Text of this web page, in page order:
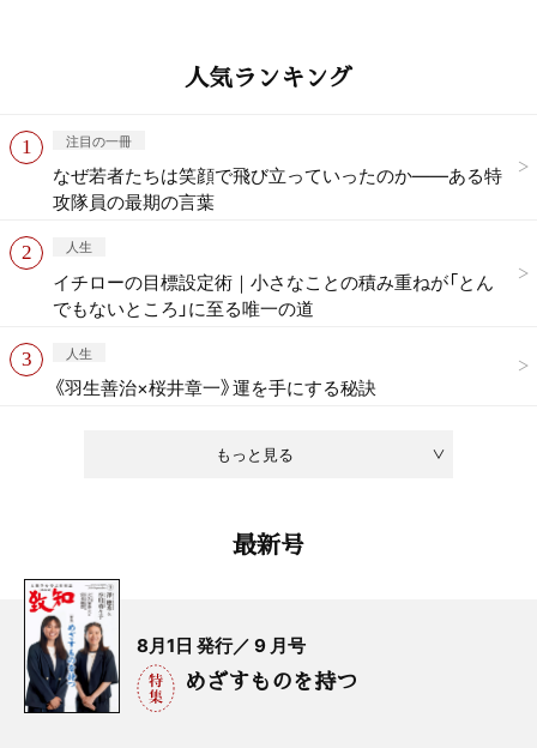
人気ランキング
もっと見る
注目の一冊
なぜ若者たちは笑顔で飛び立っていったのか——ある特
攻隊員の最期の言葉
人生
イチローの目標設定術｜小さなことの積み重ねが「とん
でもないところ」に至る唯一の道
人生
《羽生善治×桜井章一》運を手にする秘訣
最新号
8月1日 発行／ 9 月号
めざすものを持つ